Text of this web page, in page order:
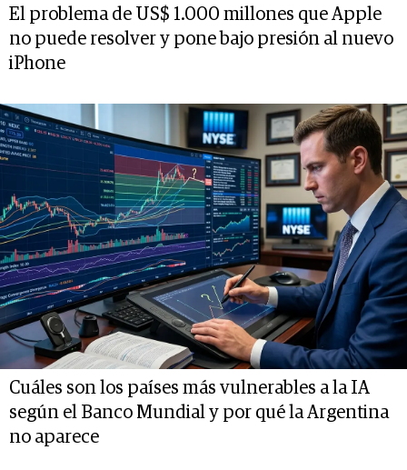
El problema de US$ 1.000 millones que Apple
no puede resolver y pone bajo presión al nuevo
iPhone
Cuáles son los países más vulnerables a la IA
según el Banco Mundial y por qué la Argentina
no aparece